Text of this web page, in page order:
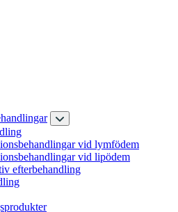
vid lymfödem
vid lipödem
efterbehandling